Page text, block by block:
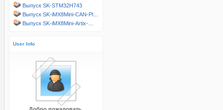
Выпуск SK-STM32H743
Выпуск SK-iMX8Mini-CAN-Pl…
Выпуск SK-iMX8Mini-Artix-…
User Info